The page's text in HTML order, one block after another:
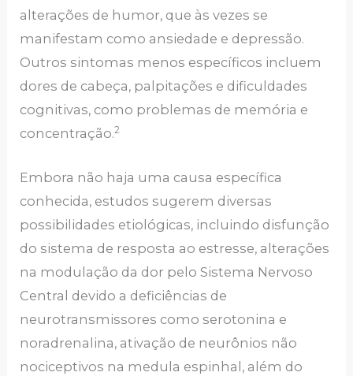
alterações de humor, que às vezes se
manifestam como ansiedade e depressão.
Outros sintomas menos específicos incluem
dores de cabeça, palpitações e dificuldades
cognitivas, como problemas de memória e
concentração.2
Embora não haja uma causa específica
conhecida, estudos sugerem diversas
possibilidades etiológicas, incluindo disfunção
do sistema de resposta ao estresse, alterações
na modulação da dor pelo Sistema Nervoso
Central devido a deficiências de
neurotransmissores como serotonina e
noradrenalina, ativação de neurônios não
nociceptivos na medula espinhal, além do